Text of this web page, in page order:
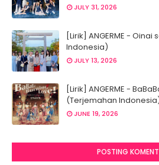
JULY 31, 2026
[Lirik] ANGERME -
Indonesia)
JULY 13, 2026
[Lirik] ANGERME -
(Terjemahan
JUNE 19, 2026
POSTING